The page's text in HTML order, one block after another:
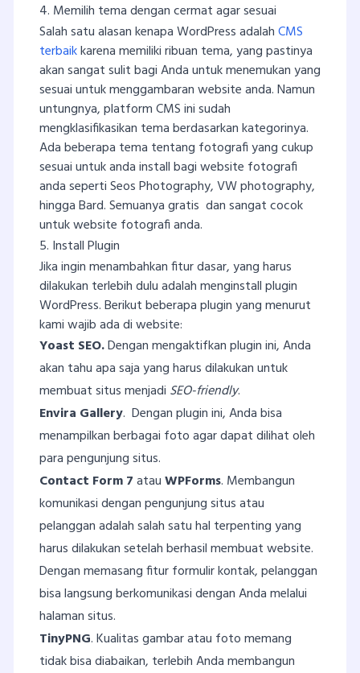
4. Memilih tema dengan cermat agar sesuai
Salah satu alasan kenapa WordPress adalahCMS
terbaikkarena memiliki ribuan tema, yang pastinya
akan sangat sulit bagi Anda untuk menemukan yang
sesuai untuk menggambaran website anda. Namun
untungnya, platform CMS ini sudah
mengklasifikasikan tema berdasarkan kategorinya.
Ada beberapa tema tentang fotografi yang cukup
sesuai untuk anda install bagi website fotografi
anda seperti Seos Photography, VW photography,
hingga Bard. Semuanya gratis dan sangat cocok
untuk website fotografi anda.
5. Install Plugin
Jika ingin menambahkan fitur dasar, yang harus
dilakukan terlebih dulu adalah menginstall plugin
WordPress. Berikut beberapa plugin yang menurut
kami wajib ada di website:
Yoast SEO.Dengan mengaktifkan plugin ini, Anda
akan tahu apa saja yang harus dilakukan untuk
membuat situs menjadi SEO-friendly.
Envira Gallery. Dengan plugin ini, Anda bisa
menampilkan berbagai foto agar dapat dilihat oleh
para pengunjung situs.
Contact Form 7atauWPForms. Membangun
komunikasi dengan pengunjung situs atau
pelanggan adalah salah satu hal terpenting yang
harus dilakukan setelah berhasil membuat website.
Dengan memasang fitur formulir kontak, pelanggan
bisa langsung berkomunikasi dengan Anda melalui
halaman situs.
TinyPNG. Kualitas gambar atau foto memang
tidak bisa diabaikan, terlebih Anda membangun